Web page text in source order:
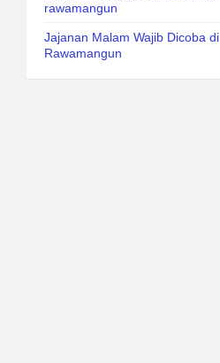
rawamangun
Jajanan Malam Wajib Dicoba di
Rawamangun